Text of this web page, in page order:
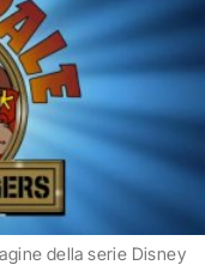
della serie Disney